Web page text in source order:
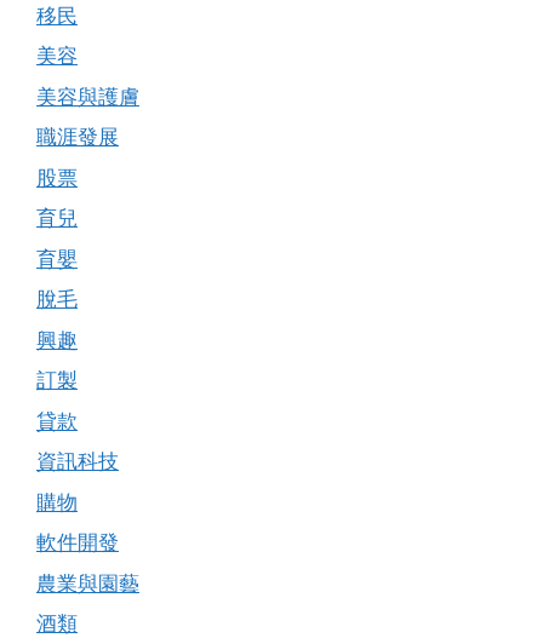
移民
美容
美容與護膚
職涯發展
股票
育兒
育嬰
脫毛
興趣
訂製
貸款
資訊科技
購物
軟件開發
農業與園藝
酒類